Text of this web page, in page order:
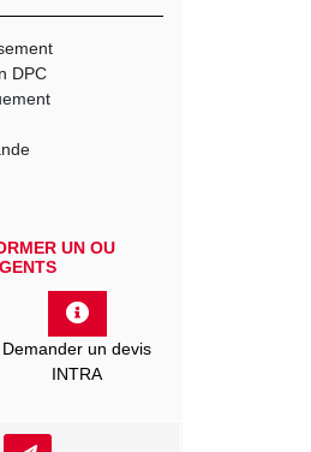
DPC
UN OU
Demander un devis
INTRA